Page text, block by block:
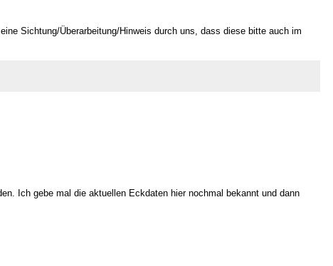
Sichtung/Überarbeitung/Hinweis durch uns, dass diese bitte auch im
Ich gebe mal die aktuellen Eckdaten hier nochmal bekannt und dann